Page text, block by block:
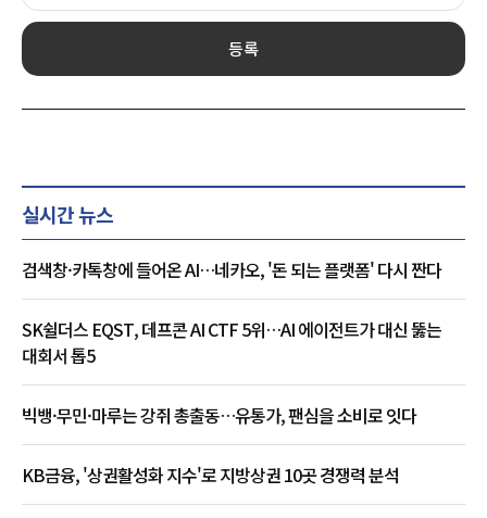
등록
실시간 뉴스
검색창·카톡창에 들어온 AI…네카오, '돈 되는 플랫폼' 다시 짠다
SK쉴더스 EQST, 데프콘 AI CTF 5위…AI 에이전트가 대신 뚫는
대회서 톱5
빅뱅·무민·마루는 강쥐 총출동…유통가, 팬심을 소비로 잇다
KB금융, '상권활성화 지수'로 지방상권 10곳 경쟁력 분석